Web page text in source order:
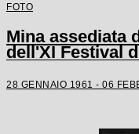
FOTO
Mina assediata
dell'XI Festival
28 GENNAIO 1961 - 06